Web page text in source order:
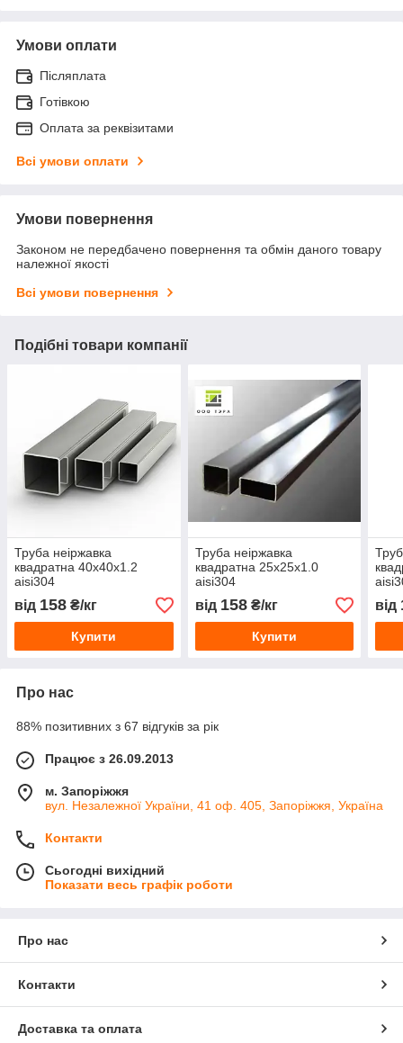
Умови оплати
Післяплата
Готівкою
Оплата за реквізитами
Всі умови оплати
Умови повернення
Законом не передбачено повернення та обмін даного товару
належної якості
Всі умови повернення
Подібні товари компанії
Труба неіржавка
квадратна 40х40х1.2
aisi304
від 158 ₴/кг
Купити
Труба неіржавка
квадратна 25х25х1.0
aisi304
від 158₴/кг
Купити
від
Про нас
88% позитивних з 67 відгуків за рік
Працює з 26.09.2013
м. Запоріжжя
вул. Незалежної України, 41 оф. 405, Запоріжжя, Україна
Контакти
Сьогодні вихідний
Показати весь графік роботи
Про нас
Контакти
Доставка та оплата